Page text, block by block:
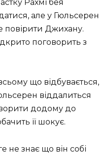
Рахмі бея
але у Гюльсерен
повірити Джихану.
поговорить з
що відбувається,
віддалиться
додому до
її шокує.
не знає що він собі